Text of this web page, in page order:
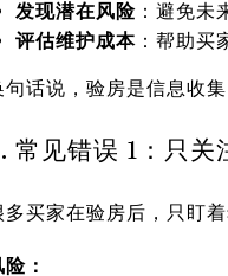
发现潜在风险：避免未
评估维护成本：帮助买
句话说，验房是信息收
常见错误 1：只关
多买家在验房后，只盯
险：